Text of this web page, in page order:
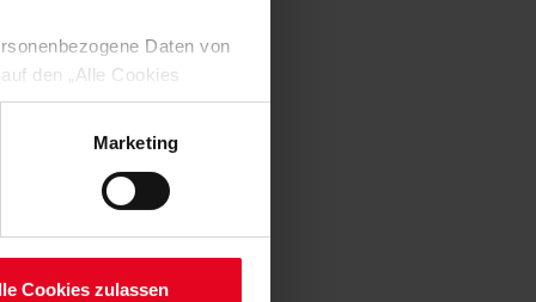
Daten von
den „Alle Cookies
Verarbeitung Ihrer
Art. 6 Abs. 1 lit. a DSGVO
Ihre etwaig erteilten
Marketing
Cookies zulassen